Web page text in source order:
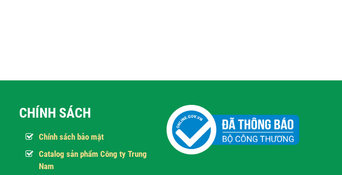
CHÍNH SÁCH
Chính sách bảo mật
Catalog sản phẩm Công ty Trung
Nam